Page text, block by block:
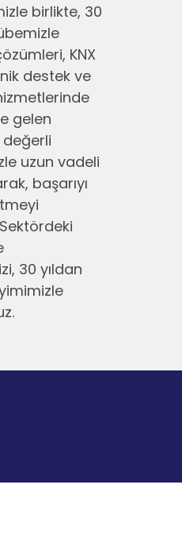
birlikte, 30
KNX
destek ve
gelen
değerli
uzun vadeli
başarıyı
30 yıldan